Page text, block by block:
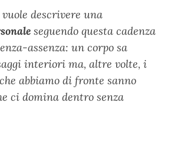
descrivere una
seguendo questa cadenza
assenza: un corpo sa
interiori ma, altre volte, i
abbiamo di fronte sanno
ci domina dentro senza